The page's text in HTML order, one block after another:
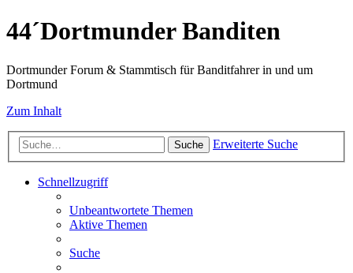
44´Dortmunder Banditen
Dortmunder Forum & Stammtisch für Banditfahrer in und um
Dortmund
Zum Inhalt
Suche Erweiterte Suche
Schnellzugriff
Unbeantwortete Themen
Aktive Themen
Suche